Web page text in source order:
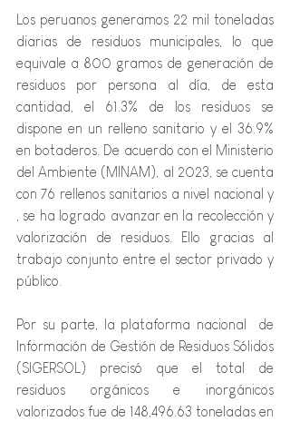
Los peruanos generamos 22 mil toneladas
diarias de residuos municipales, lo que
equivale a 800 gramos de generación de
residuos por persona al día, de esta
cantidad, el 61.3% de los residuos se
dispone en un relleno sanitario y el 36.9%
en botaderos. De acuerdo con el Ministerio
del Ambiente (MINAM), al 2023, se cuenta
con 76 rellenos sanitarios a nivel nacional y
, se ha logrado avanzar en la recolección y
valorización de residuos. Ello gracias al
trabajo conjunto entre el sector privado y
público.
Por su parte, la plataforma nacional  de
Información de Gestión de Residuos Sólidos
(SIGERSOL) precisó que el total de
residuos orgánicos e inorgánicos
valorizados fue de 148,496.63 toneladas en